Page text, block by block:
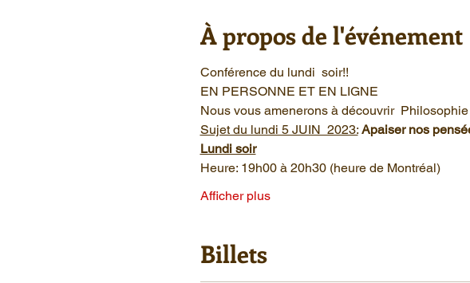
À propos de l'événement
Conférence du lundi  soir!!
EN PERSONNE ET EN LIGNE
Nous vous amenerons à découvrir
Sujet du lundi 5 JUIN  2023: Apaiser nos
Lundi soir
Heure: 19h00 à 20h30 (heure de Montréal)
Afficher plus
Billets